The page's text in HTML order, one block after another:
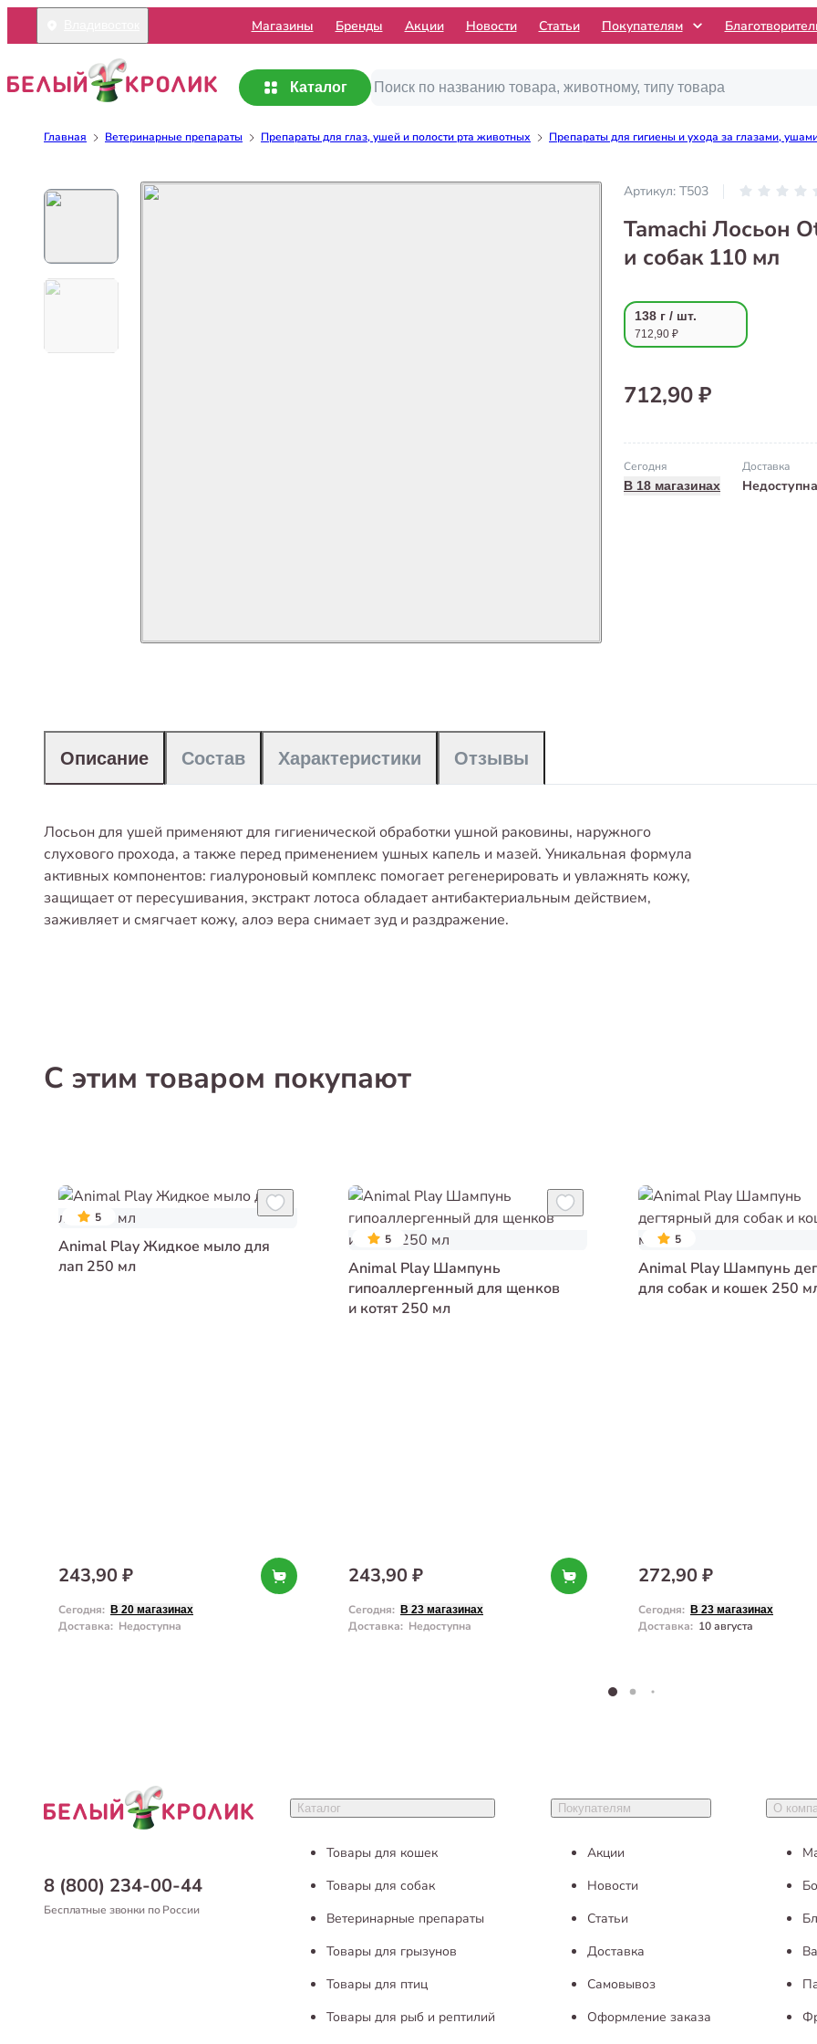
Mагазины Бренды Акции Новости Статьи Покупателям
Каталог
Главная Ветеринарные препараты Препараты для глаз, ушей и полости рта животных Препараты для гигиены и ухода за глазами,
Артикул: T503
Tamachi Лосьон
и собак 110 мл
138 г / шт.
712,90 ₽
712,90 ₽
Сегодня
В 18 магазинах
Доставка
Недоступна
Описание Состав Характеристики Отзывы
Лосьон для ушей применяют для гигиенической обработки ушной раковины, наружного
слухового прохода, а также перед применением ушных капель и мазей. Уникальная формула
активных компонентов: гиалуроновый комплекс помогает регенерировать и увлажнять кожу,
защищает от пересушивания, экстракт лотоса обладает антибактериальным действием,
заживляет и смягчает кожу, алоэ вера снимает зуд и раздражение.
С этим товаром покупают
5
Animal Play Жидкое мыло для
лап 250 мл
243,90 ₽
Сегодня: В 20 магазинах
Доставка: Недоступна
5
Animal Play Шампунь
гипоаллергенный для щенков
и котят 250 мл
243,90 ₽
Сегодня: В 23 магазинах
Доставка: Недоступна
5
Animal Play Шампунь
для собак и кошек 250
272,90 ₽
Сегодня: В 23 магазинах
Доставка: 10 августа
8 (800) 234-00-44
Бесплатные звонки по России
Каталог
Товары для кошек
Товары для собак
Ветеринарные препараты
Товары для грызунов
Товары для птиц
Товары для рыб и рептилий
Покупателям
Акции
Новости
Статьи
Доставка
Самовывоз
Оформление заказа
О